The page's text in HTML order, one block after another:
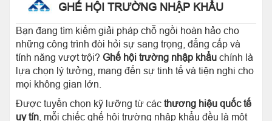
GHẾ HỘI TRƯỜNG NHẬP KHẨU
Bạn đang tìm kiếm giải pháp chỗ ngồi hoàn hảo cho
những công trình đòi hỏi sự sang trọng, đẳng cấp và
tính năng vượt trội? Ghế hội trường nhập khẩu chính là
lựa chọn lý tưởng, mang đến sự tinh tế và tiện nghi cho
mọi không gian lớn.
Được tuyển chọn kỹ lưỡng từ các thương hiệu quốc tế
uy tín , mỗi chiếc ghế hội trường nhập khẩu đều là một